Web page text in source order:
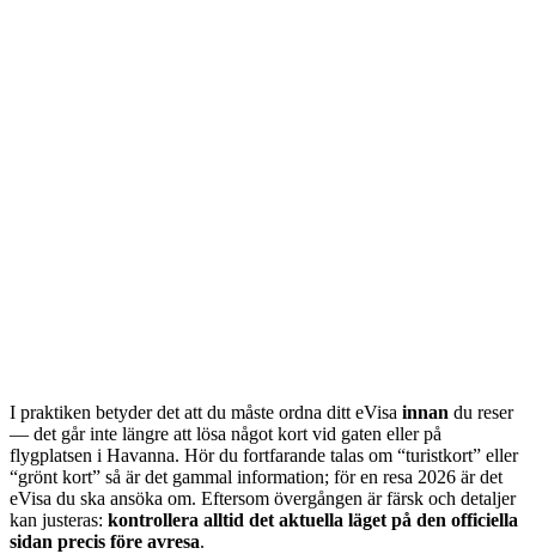
I praktiken betyder det att du måste ordna ditt eVisa innan du reser
— det går inte längre att lösa något kort vid gaten eller på
flygplatsen i Havanna. Hör du fortfarande talas om “turistkort” eller
“grönt kort” så är det gammal information; för en resa 2026 är det
eVisa du ska ansöka om. Eftersom övergången är färsk och detaljer
kan justeras: kontrollera alltid det aktuella läget på den officiella
sidan precis före avresa.